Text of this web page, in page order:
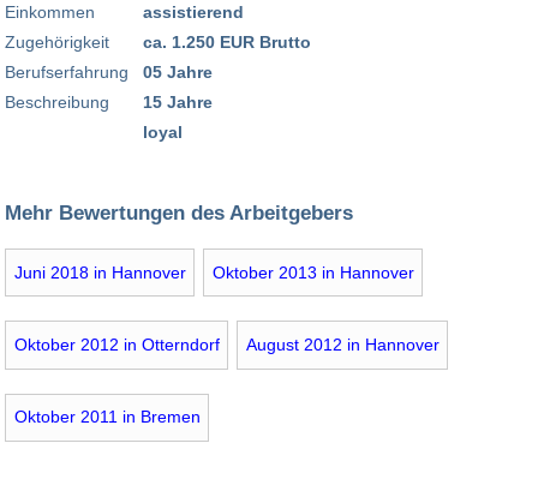
Einkommen
Zugehörigkeit
Berufserfahrung
Beschreibung
assistierend
ca. 1.250 EUR Brutto
05 Jahre
15 Jahre
loyal
Mehr Bewertungen des Arbeitgebers
Juni 2018 in Hannover Oktober 2013 in Hannover
Oktober 2012 in Otterndorf August 2012 in Hannover
Oktober 2011 in Bremen